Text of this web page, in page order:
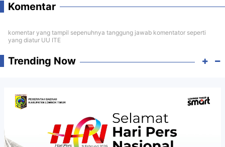
Komentar
komentar yang tampil sepenuhnya tanggung jawab komentator seperti
yang diatur UU ITE
Trending Now